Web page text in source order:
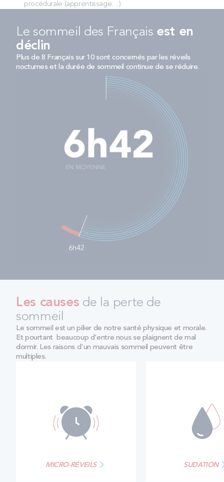
procédurale (apprentissage…).
Le sommeil des Français est en
déclin
Plus de 8 Français sur 10 sont concernés par les réveils
nocturnes et la durée de sommeil continue de se réduire.
Les causes de la perte de
sommeil
Le sommeil est un pilier de notre santé physique et morale.
Et pourtant beaucoup d’entre nous se plaignent de mal
dormir. Les raisons d'un mauvais sommeil peuvent être
multiples.
MICRO-RÉVEILS SUDATION